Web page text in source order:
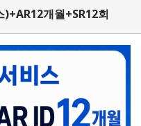
개월+SR12회